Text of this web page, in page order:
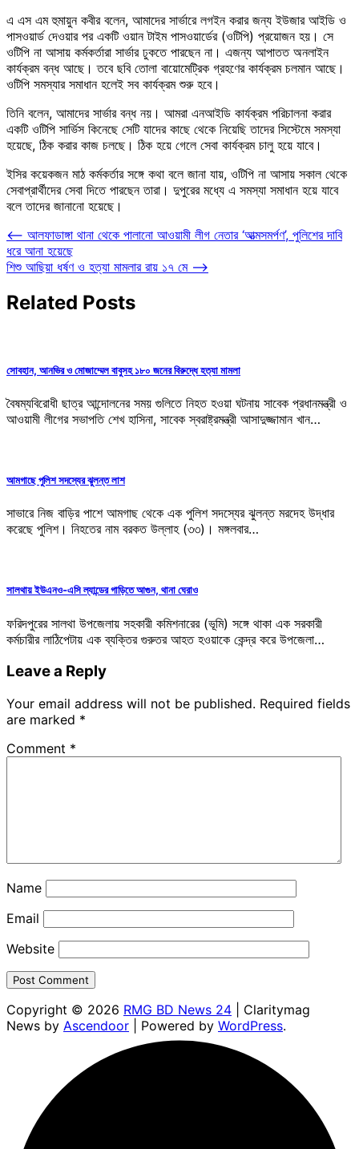
এ এস এম হুমায়ুন কবীর বলেন, আমাদের সার্ভারে লগইন করার জন্য ইউজার আইডি ও
পাসওয়ার্ড দেওয়ার পর একটি ওয়ান টাইম পাসওয়ার্ডের (ওটিপি) প্রয়োজন হয়। সে
ওটিপি না আসায় কর্মকর্তারা সার্ভার ঢুকতে পারছেন না। এজন্য আপাতত অনলাইন
কার্যক্রম বন্ধ আছে। তবে ছবি তোলা বায়োমেট্রিক গ্রহণের কার্যক্রম চলমান আছে।
ওটিপি সমস্যার সমাধান হলেই সব কার্যক্রম শুরু হবে।
তিনি বলেন, আমাদের সার্ভার বন্ধ নয়। আমরা এনআইডি কার্যক্রম পরিচালনা করার
একটি ওটিপি সার্ভিস কিনেছে সেটি যাদের কাছে থেকে নিয়েছি তাদের সিস্টেমে সমস্যা
হয়েছে, ঠিক করার কাজ চলছে। ঠিক হয়ে গেলে সেবা কার্যক্রম চালু হয়ে যাবে।
ইসির কয়েকজন মাঠ কর্মকর্তার সঙ্গে কথা বলে জানা যায়, ওটিপি না আসায় সকাল থেকে
সেবাপ্রার্থীদের সেবা দিতে পারছেন তারা। দুপুরের মধ্যে এ সমস্যা সমাধান হয়ে যাবে
বলে তাদের জানানো হয়েছে।
Post
navigation
⟵ আলফাডাঙ্গা থানা থেকে পালানো আওয়ামী লীগ নেতার ‘আত্মসমর্পণ’, পুলিশের দাবি
ধরে আনা হয়েছে
শিশু আছিয়া ধর্ষণ ও হত্যা মামলার রায় ১৭ মে ⟶
Related Posts
সোবহান, আনভির ও মোজাম্মেল বাবুসহ ১৮০ জনের বিরুদ্ধে হত্যা মামলা
বৈষম্যবিরোধী ছাত্র আন্দোলনের সময় গুলিতে নিহত হওয়া ঘটনায় সাবেক প্রধানমন্ত্রী ও
আওয়ামী লীগের সভাপতি শেখ হাসিনা, সাবেক স্বরাষ্ট্রমন্ত্রী আসাদুজ্জামান খান…
আমগাছে পুলিশ সদস্যের ঝুলন্ত লাশ
সাভারে নিজ বাড়ির পাশে আমগাছ থেকে এক পুলিশ সদস্যের ঝুলন্ত মরদেহ উদ্ধার
করেছে পুলিশ। নিহতের নাম বরকত উল্লাহ (৩৩)। মঙ্গলবার…
সালথায় ইউএনও-এসি ল্যান্ডের গাড়িতে আগুন, থানা ঘেরাও
ফরিদপুরের সালথা উপজেলায় সহকারী কমিশনারের (ভূমি) সঙ্গে থাকা এক সরকারী
কর্মচারীর লাঠিপেটায় এক ব্যক্তির গুরুতর আহত হওয়াকে কেন্দ্র করে উপজেলা…
Leave a Reply
Your email address will not be published. Required fields
are marked *
Comment *
Name
Email
Website
Copyright © 2026 RMG BD News 24 | Claritymag
News by Ascendoor | Powered by WordPress.